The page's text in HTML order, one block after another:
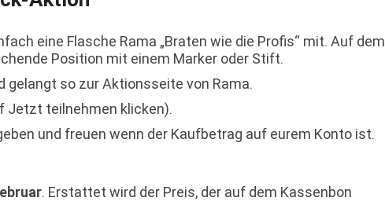
eine Flasche Rama „Braten wie die Profis“ mit. Auf dem
Position mit einem Marker oder Stift.
gelangt so zur Aktionsseite von Rama.
Jetzt teilnehmen klicken).
und freuen wenn der Kaufbetrag auf eurem Konto ist.
. Erstattet wird der Preis, der auf dem Kassenbon